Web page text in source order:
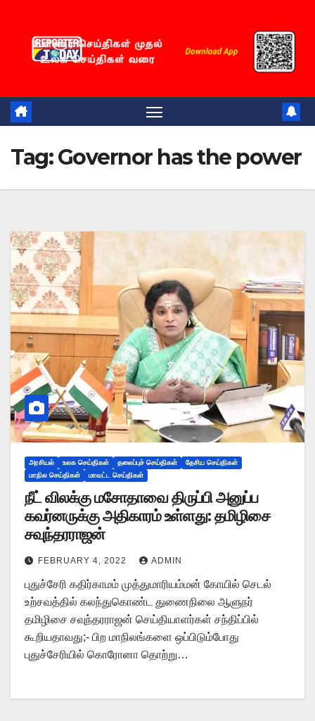
content
Tag:Governor has the power
அரசியல் உலக செய்திகள் தலைப்புச் செய்திகள்
தேசிய செய்திகள்
மாநில செய்திகள்
மாவட்ட செய்திகள்
நீட் விலக்கு மசோதாவை திருப்பி அனுப்ப
கவர்னருக்கு அதிகாரம் உள்ளது: தமிழிசை
சவுந்தரராஜன்
FEBRUARY 4, 2022 ADMIN
புதுச்சேரி கதிர்காமம் முத்துமாரியம்மன் கோயில் செடல்
உற்சவத்தில் கலந்துகொண்ட துணைநிலை ஆளுநர்
தமிழிசை சவுந்தரராஜன் செய்தியாளர்கள் சந்திப்பில்
கூறியதாவது;- பிற மாநிலங்களை ஒப்பிடும்போது
புதுச்சேரியில் கொரோனா தொற்று…